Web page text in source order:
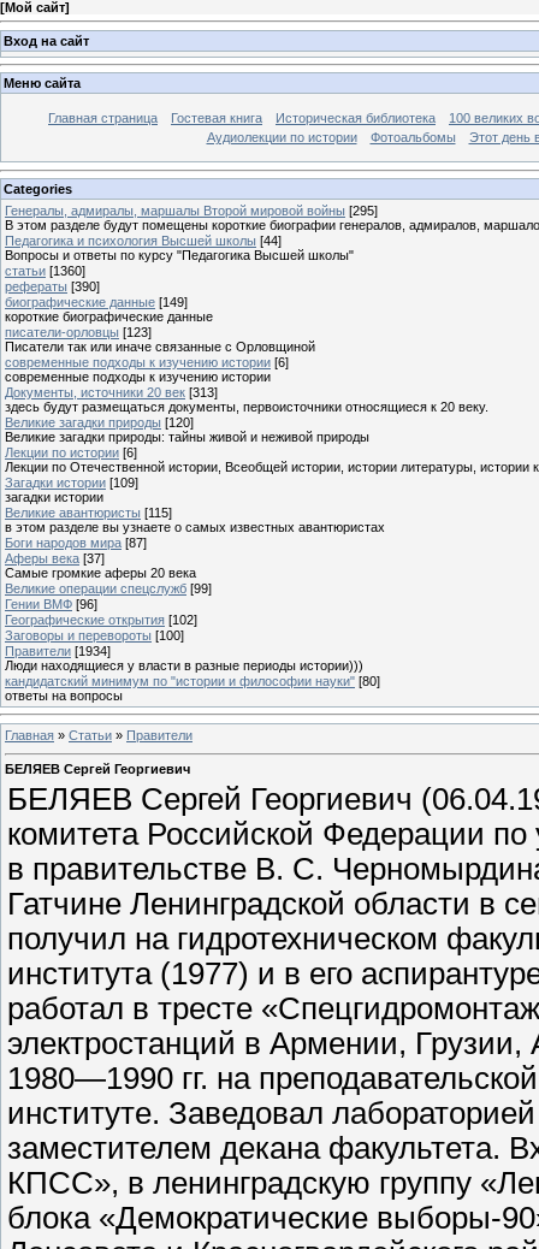
[Мой сайт]
Вход на сайт
Меню сайта
Главная страница Гостевая книга Историческая библиотека
100 великих
Аудиолекции по истории
Фотоальбомы Этот день
Categories
Генералы, адмиралы, маршалы Второй мировой войны [295]
В этом разделе будут помещены короткие биографии генералов, адмиралов,
Педагогика и психология Высшей школы [44]
Вопросы и ответы по курсу "Педагогика Высшей школы"
статьи [1360]
рефераты [390]
биографические данные [149]
короткие биографические данные
писатели-орловцы [123]
Писатели так или иначе связанные с Орловщиной
современные подходы к изучению истории [6]
современные подходы к изучению истории
Документы, источники 20 век [313]
здесь будут размещаться документы, первоисточники относящиеся к 20 веку.
Великие загадки природы [120]
Великие загадки природы: тайны живой и неживой природы
Лекции по истории [6]
Лекции по Отечественной истории, Всеобщей истории, истории литературы, истории
Загадки истории [109]
загадки истории
Великие авантюристы [115]
в этом разделе вы узнаете о самых известных авантюристах
Боги народов мира [87]
Аферы века [37]
Самые громкие аферы 20 века
Великие операции спецслужб [99]
Гении ВМФ [96]
Географические открытия [102]
Заговоры и перевороты [100]
Правители [1934]
Люди находящиеся у власти в разные периоды истории)))
кандидатский минимум по "истории и философии науки" [80]
ответы на вопросы
Главная » Статьи » Правители
БЕЛЯЕВ Сергей Георгиевич
БЕЛЯЕВ Сергей Георгиевич
комитета Российской Федерации
в правительстве В. С.
Гатчине Ленинградской области в
получил на гидротехническом
института (1977) и в его
работал в тресте
электростанций в Армении,
1980—1990 гг. на
институте. Заведовал
заместителем декана факультета.
КПСС», в ленинградскую группу
блока «Демократические выборы-